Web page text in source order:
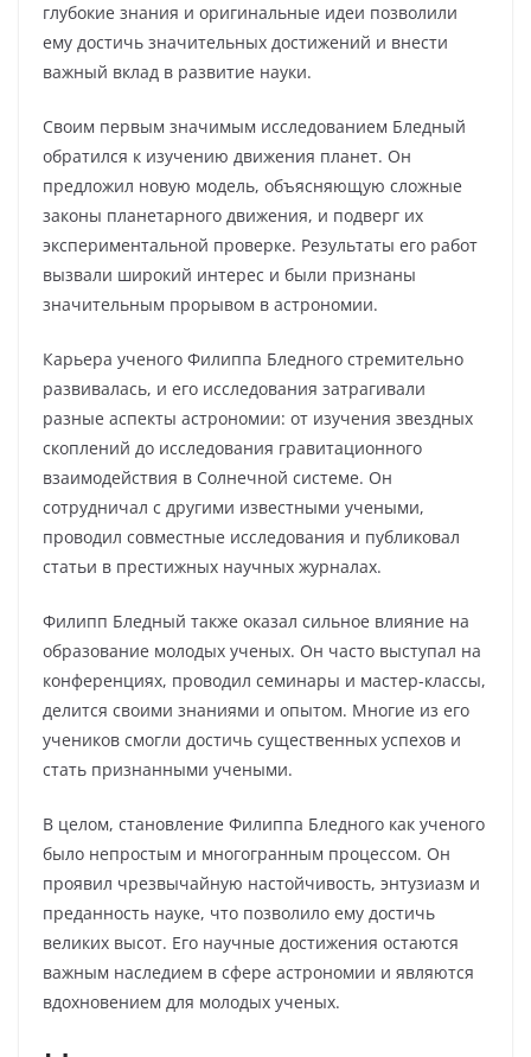
глубокие знания и оригинальные идеи позволили
ему достичь значительных достижений и внести
важный вклад в развитие науки.
Своим первым значимым исследованием Бледный
обратился к изучению движения планет. Он
предложил новую модель, объясняющую сложные
законы планетарного движения, и подверг их
экспериментальной проверке. Результаты его работ
вызвали широкий интерес и были признаны
значительным прорывом в астрономии.
Карьера ученого Филиппа Бледного стремительно
развивалась, и его исследования затрагивали
разные аспекты астрономии: от изучения звездных
скоплений до исследования гравитационного
взаимодействия в Солнечной системе. Он
сотрудничал с другими известными учеными,
проводил совместные исследования и публиковал
статьи в престижных научных журналах.
Филипп Бледный также оказал сильное влияние на
образование молодых ученых. Он часто выступал на
конференциях, проводил семинары и мастер-классы,
делится своими знаниями и опытом. Многие из его
учеников смогли достичь существенных успехов и
стать признанными учеными.
В целом, становление Филиппа Бледного как ученого
было непростым и многогранным процессом. Он
проявил чрезвычайную настойчивость, энтузиазм и
преданность науке, что позволило ему достичь
великих высот. Его научные достижения остаются
важным наследием в сфере астрономии и являются
вдохновением для молодых ученых.